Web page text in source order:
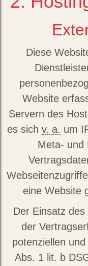
Diese
Website
Servern des
es sich v. a. um
Meta- und
eine Website
Der Einsatz
der
potenziellen
Abs. 1 lit. b